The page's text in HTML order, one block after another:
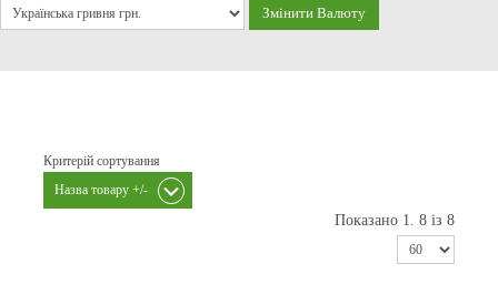
Критерій сортування
Назва товару +/-
Показано 1. 8 із 8